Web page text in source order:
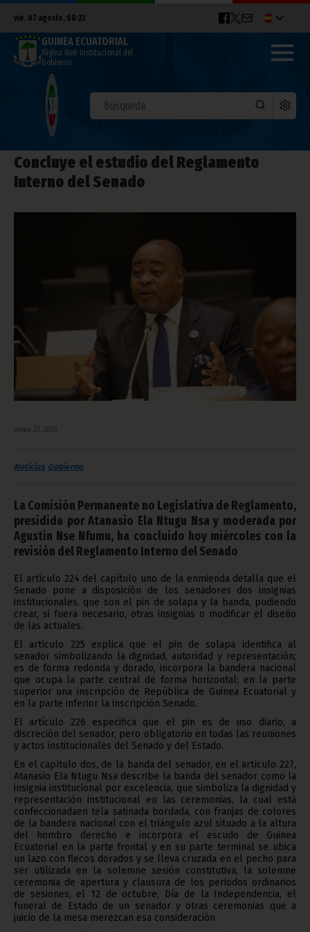
vie. 07 agosto, 08:23
GUINEA ECUATORIAL
Página Web Institucional del
Gobierno
Concluye el estudio del Reglamento
Interno del Senado
mayo 27, 2026
Noticias Gobierno
La Comisión Permanente no Legislativa de Reglamento,
presidida por Atanasio Ela Ntugu Nsa y moderada por
Agustín Nse Nfumu, ha concluido hoy miércoles con la
revisión del Reglamento Interno del Senado
El artículo 224 del capítulo uno de la enmienda detalla que el
Senado pone a disposición de los senadores dos insignias
institucionales, que son el pin de solapa y la banda, pudiendo
crear, si fuera necesario, otras insignias o modificar el diseño
de las actuales.
El artículo 225 explica que el pin de solapa identifica al
senador simbolizando la dignidad, autoridad y representación;
es de forma redonda y dorado, incorpora la bandera nacional
que ocupa la parte central de forma horizontal; en la parte
superior una inscripción de República de Guinea Ecuatorial y
en la parte inferior la inscripción Senado.
El artículo 226 especifica que el pin es de uso diario, a
discreción del senador, pero obligatorio en todas las reuniones
y actos institucionales del Senado y del Estado.
En el capítulo dos, de la banda del senador, en el artículo 227,
Atanasio Ela Ntugu Nsa describe la banda del senador como la
insignia institucional por excelencia, que simboliza la dignidad y
representación institucional en las ceremonias, la cual está
confeccionadaen tela satinada bordada, con franjas de colores
de la bandera nacional con el triángulo azul situado a la altura
del hombro derecho e incorpora el escudo de Guinea
Ecuatorial en la parte frontal y en su parte terminal se ubica
un lazo con flecos dorados y se lleva cruzada en el pecho para
ser utilizada en la solemne sesión constitutiva, la solemne
ceremonia de apertura y clausura de los periodos ordinarios
de sesiones, el 12 de octubre, Día de la Independencia, el
funeral de Estado de un senador y otras ceremonias que a
juicio de la mesa merezcan esa consideración.